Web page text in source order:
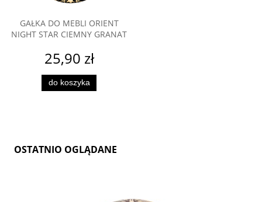
GAŁKA DO MEBLI ORIENT
NIGHT STAR CIEMNY GRANAT
25,90 zł
do koszyka
OSTATNIO OGLĄDANE